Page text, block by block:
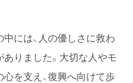
には、人の優しさに救わ
りました。大切な人やモ
を支え、復興へ向けて歩